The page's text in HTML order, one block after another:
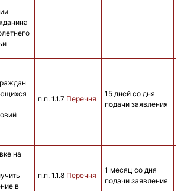
п.п. 1.1.7 Перечня
15 дней со дня
подачи заявления
на
в
п.п. 1.1.8 Перечня
1 месяц со дня
подачи заявления